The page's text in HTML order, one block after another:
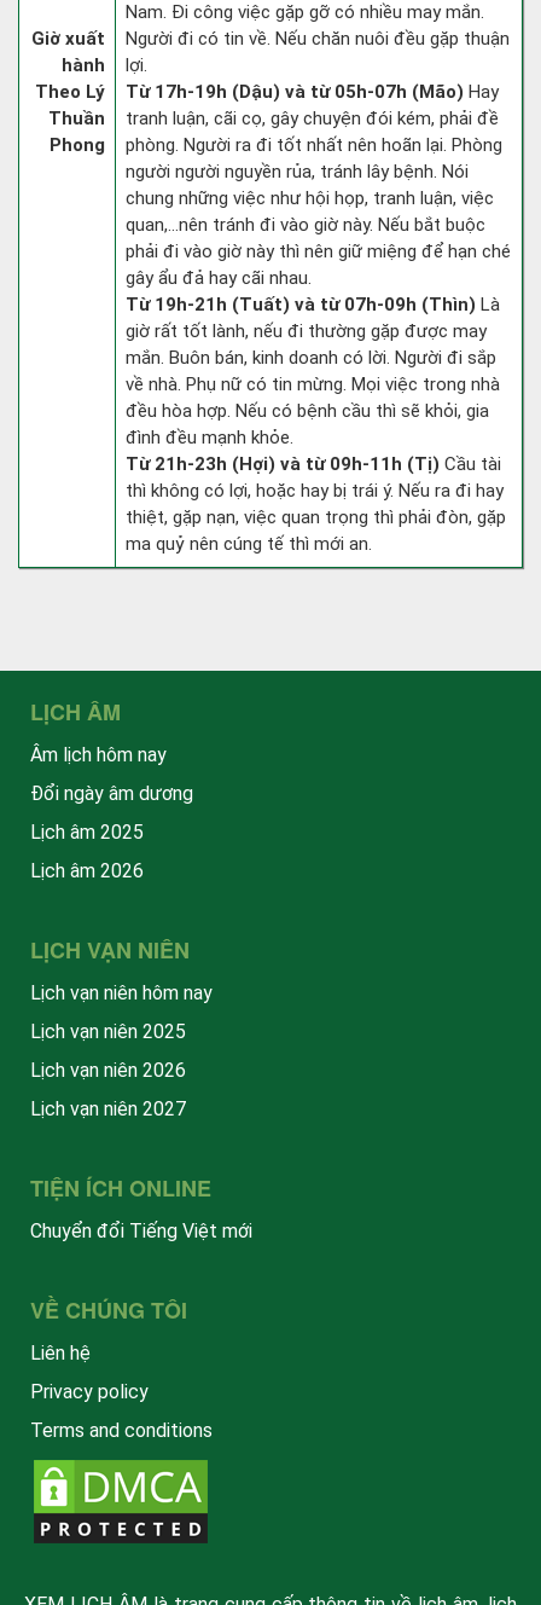
Giờ xuất
hành
Theo Lý
Thuần
Phong
Nam. Đi công việc gặp gỡ có nhiều may mắn.
Người đi có tin về. Nếu chăn nuôi đều gặp thuận
lợi.
Từ 17h-19h (Dậu) và từ 05h-07h (Mão) Hay
tranh luận, cãi cọ, gây chuyện đói kém, phải đề
phòng. Người ra đi tốt nhất nên hoãn lại. Phòng
người người nguyền rủa, tránh lây bệnh. Nói
chung những việc như hội họp, tranh luận, việc
quan,…nên tránh đi vào giờ này. Nếu bắt buộc
phải đi vào giờ này thì nên giữ miệng để hạn ché
gây ẩu đả hay cãi nhau.
Từ 19h-21h (Tuất) và từ 07h-09h (Thìn) Là
giờ rất tốt lành, nếu đi thường gặp được may
mắn. Buôn bán, kinh doanh có lời. Người đi sắp
về nhà. Phụ nữ có tin mừng. Mọi việc trong nhà
đều hòa hợp. Nếu có bệnh cầu thì sẽ khỏi, gia
đình đều mạnh khỏe.
Từ 21h-23h (Hợi) và từ 09h-11h (Tị) Cầu tài
thì không có lợi, hoặc hay bị trái ý. Nếu ra đi hay
thiệt, gặp nạn, việc quan trọng thì phải đòn, gặp
ma quỷ nên cúng tế thì mới an.
LỊCH ÂM
Âm lịch hôm nay
Đổi ngày âm dương
Lịch âm 2025
Lịch âm 2026
LỊCH VẠN NIÊN
Lịch vạn niên hôm nay
Lịch vạn niên 2025
Lịch vạn niên 2026
Lịch vạn niên 2027
TIỆN ÍCH ONLINE
Chuyển đổi Tiếng Việt mới
VỀ CHÚNG TÔI
Liên hệ
Privacy policy
Terms and conditions